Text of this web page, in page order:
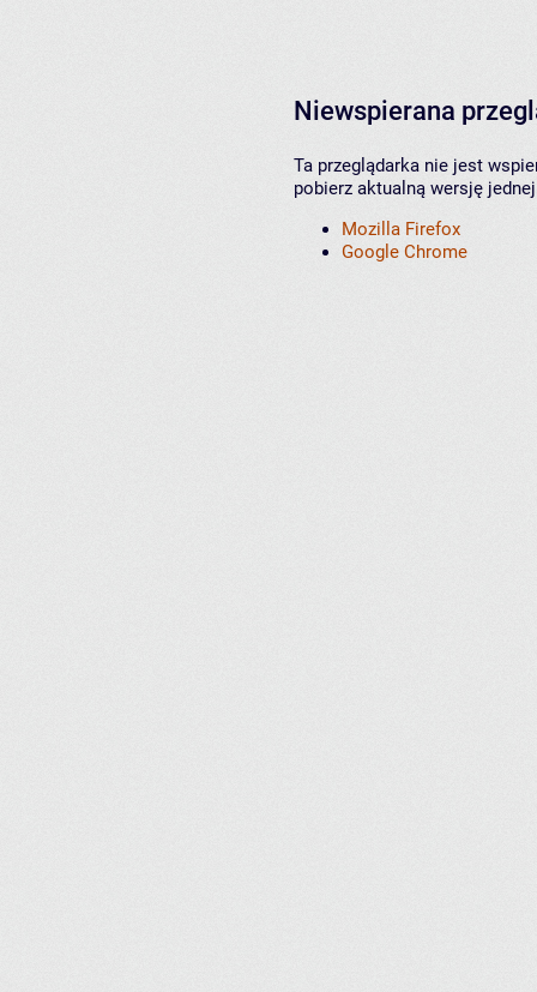
Niewspierana
Ta przeglądarka nie jest
pobierz aktualną wersję
Mozilla Firefox
Google Chrome